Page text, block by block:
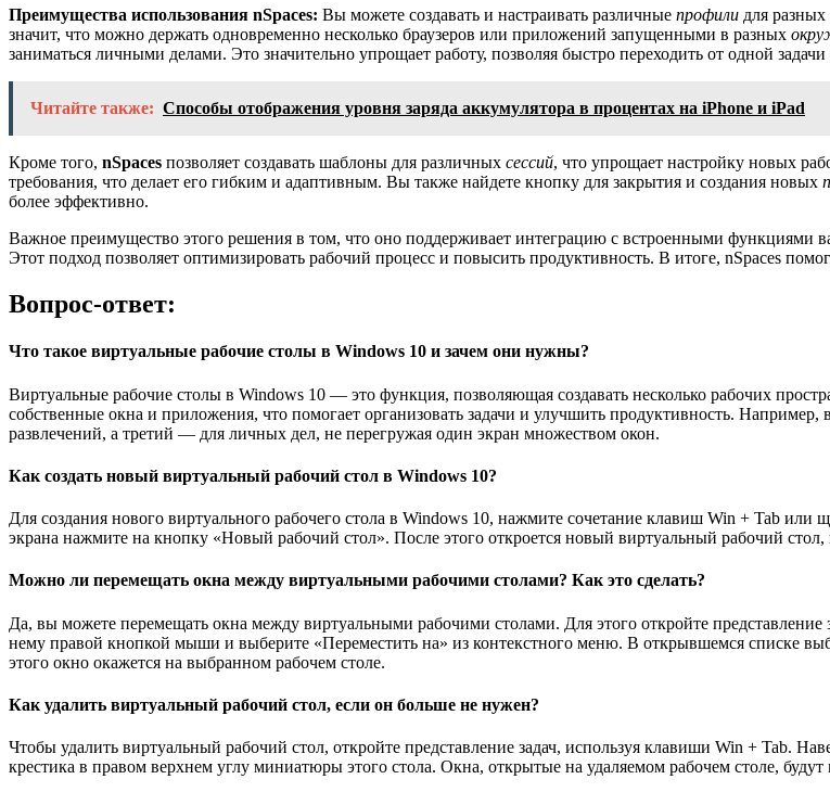
Преимущества использования nSpaces: Вы можете создавать и настраивать различные профили для
значит, что можно держать одновременно несколько браузеров или приложений запущенными в разных
заниматься личными делами. Это значительно упрощает работу, позволяя быстро переходить от одной
Читайте также: Способы отображения уровня заряда аккумулятора в процентах на iPhone и iPad
Кроме того, nSpaces позволяет создавать шаблоны для различных сессий, что упрощает настройку новых
требования, что делает его гибким и адаптивным. Вы также найдете кнопку для закрытия и создания новых
более эффективно.
Важное преимущество этого решения в том, что оно поддерживает интеграцию с встроенными функциями
Этот подход позволяет оптимизировать рабочий процесс и повысить продуктивность. В итоге, nSpaces
Вопрос-ответ:
Что такое виртуальные рабочие столы в Windows 10 и зачем они нужны?
Виртуальные рабочие столы в Windows 10 — это функция, позволяющая создавать несколько рабочих
собственные окна и приложения, что помогает организовать задачи и улучшить продуктивность.
развлечений, а третий — для личных дел, не перегружая один экран множеством окон.
Как создать новый виртуальный рабочий стол в Windows 10?
Для создания нового виртуального рабочего стола в Windows 10, нажмите сочетание клавиш Win + Tab или
экрана нажмите на кнопку «Новый рабочий стол». После этого откроется новый виртуальный рабочий
Можно ли перемещать окна между виртуальными рабочими столами? Как это сделать?
Да, вы можете перемещать окна между виртуальными рабочими столами. Для этого откройте
нему правой кнопкой мыши и выберите «Переместить на» из контекстного меню. В открывшемся списке
этого окно окажется на выбранном рабочем столе.
Как удалить виртуальный рабочий стол, если он больше не нужен?
Чтобы удалить виртуальный рабочий стол, откройте представление задач, используя клавиши Win + Tab.
крестика в правом верхнем углу миниатюры этого стола. Окна, открытые на удаляемом рабочем столе,